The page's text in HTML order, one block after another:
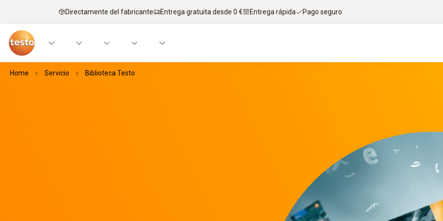
Directamente del fabricante Entrega gratuita desde 0 € Entrega rápida Pago seguro
Home Servicio Biblioteca Testo